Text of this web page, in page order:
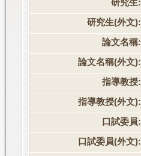
研究生:
研究生(外文):
論文名稱:
論文名稱(外文):
指導教授:
指導教授(外文):
口試委員:
口試委員(外文):